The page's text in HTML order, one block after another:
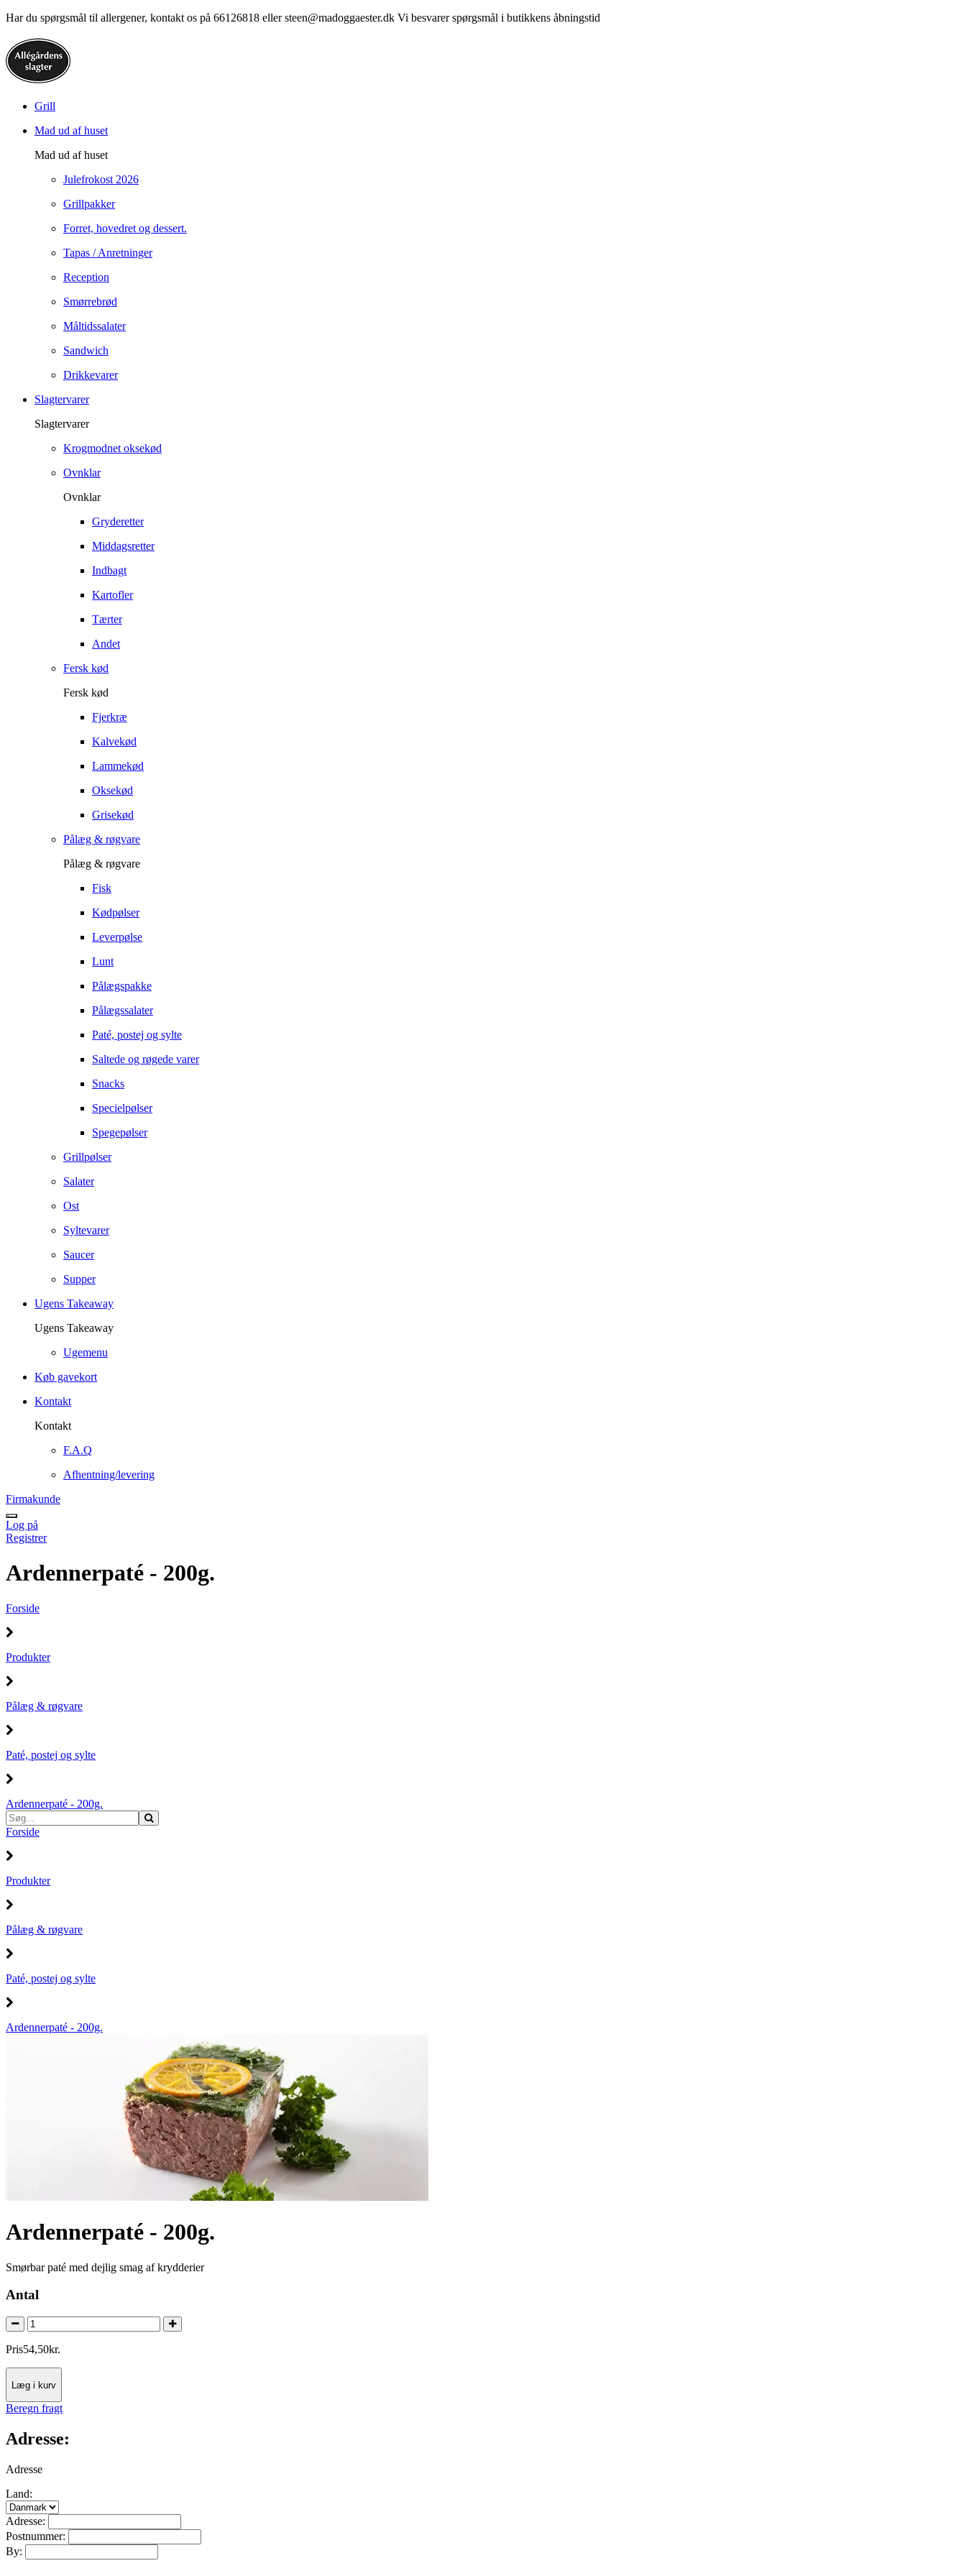
Har du spørgsmål til allergener, kontakt os på 66126818 eller steen@madoggaester.dk Vi besvarer spørgsmål i butikkens åbningstid
Grill
Mad ud af huset
Mad ud af huset
Julefrokost 2026
Grillpakker
Forret, hovedret og dessert.
Tapas / Anretninger
Reception
Smørrebrød
Måltidssalater
Sandwich
Drikkevarer
Slagtervarer
Slagtervarer
Krogmodnet oksekød
Ovnklar
Ovnklar
Gryderetter
Middagsretter
Indbagt
Kartofler
Tærter
Andet
Fersk kød
Fersk kød
Fjerkræ
Kalvekød
Lammekød
Oksekød
Grisekød
Pålæg & røgvare
Pålæg & røgvare
Fisk
Kødpølser
Leverpølse
Lunt
Pålægspakke
Pålægssalater
Paté, postej og sylte
Saltede og røgede varer
Snacks
Specielpølser
Spegepølser
Grillpølser
Salater
Ost
Syltevarer
Saucer
Supper
Ugens Takeaway
Ugens Takeaway
Ugemenu
Køb gavekort
Kontakt
Kontakt
F.A.Q
Afhentning/levering
Firmakunde
Log på
Registrer
Ardennerpaté - 200g.
Forside
Produkter
Pålæg & røgvare
Paté, postej og sylte
Ardennerpaté - 200g.
Forside
Produkter
Pålæg & røgvare
Paté, postej og sylte
Ardennerpaté - 200g.
Ardennerpaté - 200g.
Smørbar paté med dejlig smag af krydderier
Antal
Pris54,50kr.
Læg i kurv
Beregn fragt
Adresse:
Adresse
Land:
Adresse:
Postnummer:
By: